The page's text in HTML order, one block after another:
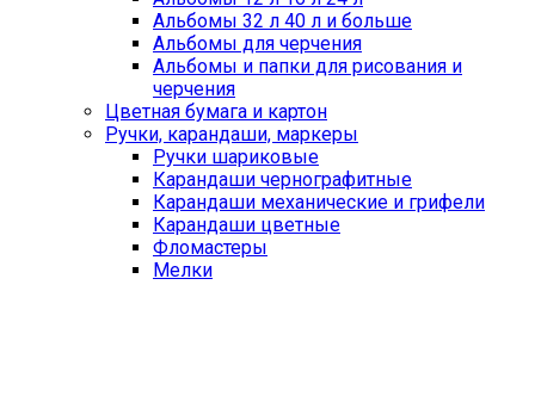
Альбомы 32 л 40 л и больше
Альбомы для черчения
Альбомы и папки для рисования и
черчения
Цветная бумага и картон
Ручки, карандаши, маркеры
Ручки шариковые
Карандаши чернографитные
Карандаши механические и грифели
Карандаши цветные
Фломастеры
Мелки